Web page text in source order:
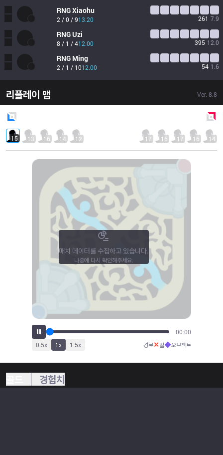
RNGXiaohu
2 / 0 / 913.20 261 7.9
RNGUzi
8 / 1 / 412.00 395 12.0
RNG Ming
2 / 1 / 1012.00 54 1.6
리플레이 맵 Ver. 8.8
15 13 16 14 12 17 16 17 16 14
00:00
0.5x 1x 1.5x 경로✕킬◆오브젝트
매치 데이터를 수집하고 있습니다.
나중에 다시 확인해주세요.
경험치